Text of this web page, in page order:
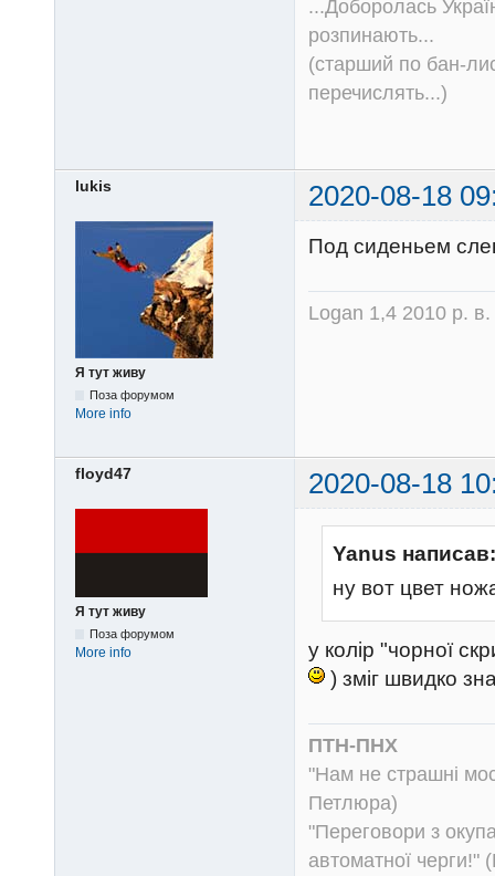
...Доборолась
розпинають...
(старший по бан-
перечислять...)
lukis 2020-08-18
Я тут живу
Поза форумом
More info
Под сиденьем
Logan 1,4 2010 р.
floyd47 2020-08-18
Я тут живу
Поза форумом
More info
Yanus написав:
ну вот цвет
у колір "чорної
) зміг швидко
ПТН-ПНХ
"Нам не страшні
Петлюра)
"Переговори з
автоматної черги!"